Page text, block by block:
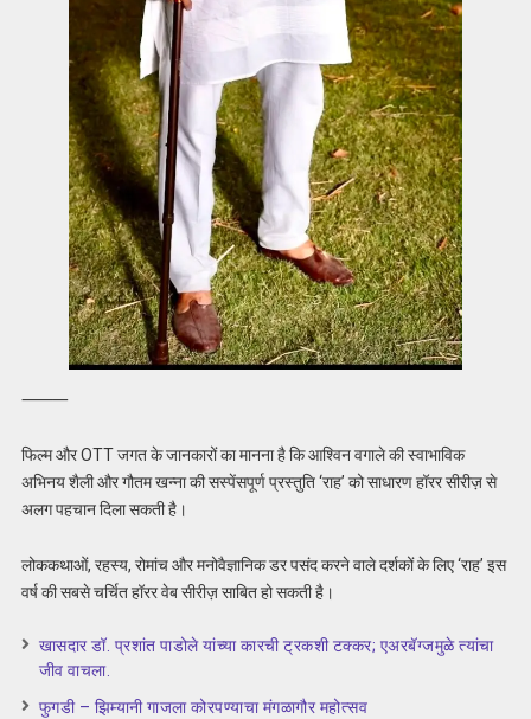
⸻
फिल्म और OTT जगत के जानकारों का मानना है कि आश्विन वगाले की स्वाभाविक
अभिनय शैली और गौतम खन्ना की सस्पेंसपूर्ण प्रस्तुति ‘राह’ को साधारण हॉरर सीरीज़ से
अलग पहचान दिला सकती है।
लोककथाओं, रहस्य, रोमांच और मनोवैज्ञानिक डर पसंद करने वाले दर्शकों के लिए ‘राह’ इस
वर्ष की सबसे चर्चित हॉरर वेब सीरीज़ साबित हो सकती है।
खासदार डॉ. प्रशांत पाडोले यांच्या कारची ट्रकशी टक्कर; एअरबॅग्जमुळे त्यांचा
जीव वाचला.
फुगडी – झिम्यानी गाजला कोरपण्याचा मंगळागौर महोत्सव